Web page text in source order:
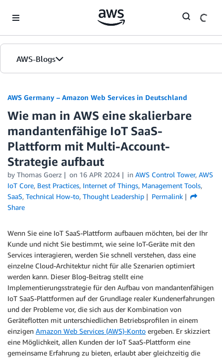
AWS-Blogs
Editionen
AWS Germany – Amazon Web Services in Deutschland
Wie man in AWS eine skalierbare
mandantenfähige IoT SaaS-
Plattform mit Multi-Account-
Strategie aufbaut
by Thomas Goerz on 16 APR 2024 in AWS Control Tower, AWS
IoT Core, Best Practices, Internet of Things, Management Tools,
SaaS, Technical How-to, Thought Leadership
Permalink
Share
Wenn Sie eine IoT SaaS-Plattform aufbauen möchten, bei der Ihr
Kunde und nicht Sie bestimmt, wie seine IoT-Geräte mit den
Services interagieren, werden Sie schnell verstehen, dass eine
einzelne Cloud-Architektur nicht für alle Szenarien optimiert
werden kann. Dieser Blog-Beitrag stellt eine
Implementierungsstrategie für den Aufbau von mandantenfähigen
IoT SaaS-Plattformen auf der Grundlage realer Kundenerfahrungen
und der Probleme vor, die sich aus der Kombination von
Geräteflotten mit unterschiedlichen Betriebsprofilen in einem
einzigen Amazon Web Services (AWS)-Konto ergeben. Er skizziert
eine Möglichkeit, allen Kunden der IoT SaaS-Plattform eine
gemeinsame Erfahrung zu bieten, erlaubt aber gleichzeitig die